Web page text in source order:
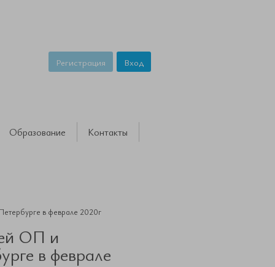
Регистрация Вход
Образование Контакты
в феврале 2020г
ОП и
в феврале